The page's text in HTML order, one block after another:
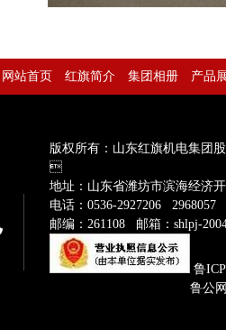
网站首页 红旗简介 集团相册 产品
版权所有：山东红旗机电

地址：山东省潍坊市滨海经济
电话：0536-2927206 2968057
邮编：261108 邮箱：shlpj-
鲁
鲁公网安备